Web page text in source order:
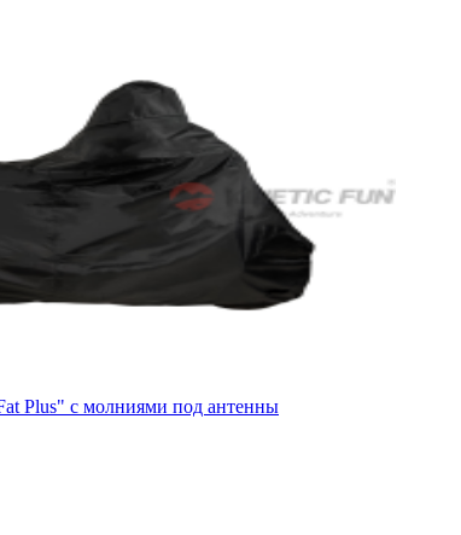
Plus" с молниями под антенны